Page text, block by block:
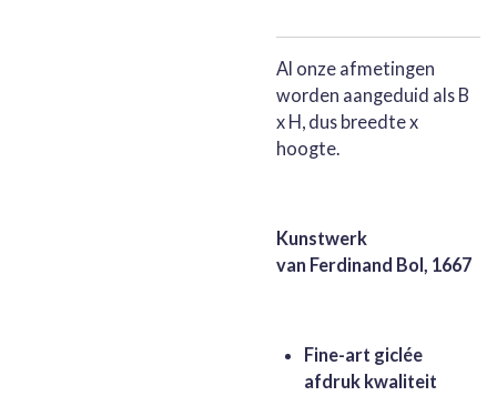
Al onze afmetingen
worden aangeduid als B
x H, dus breedte x
hoogte.
Kunstwerk
van Ferdinand Bol, 1667
Fine-art giclée
afdruk kwaliteit